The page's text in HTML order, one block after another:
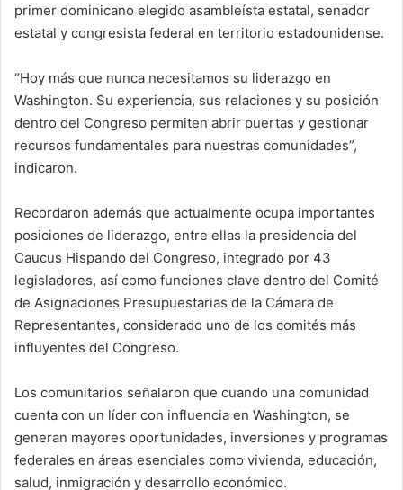
primer dominicano elegido asambleísta estatal, senador
estatal y congresista federal en territorio estadounidense.
“Hoy más que nunca necesitamos su liderazgo en
Washington. Su experiencia, sus relaciones y su posición
dentro del Congreso permiten abrir puertas y gestionar
recursos fundamentales para nuestras comunidades”,
indicaron.
Recordaron además que actualmente ocupa importantes
posiciones de liderazgo, entre ellas la presidencia del
Caucus Hispando del Congreso, integrado por 43
legisladores, así como funciones clave dentro del Comité
de Asignaciones Presupuestarias de la Cámara de
Representantes, considerado uno de los comités más
influyentes del Congreso.
Los comunitarios señalaron que cuando una comunidad
cuenta con un líder con influencia en Washington, se
generan mayores oportunidades, inversiones y programas
federales en áreas esenciales como vivienda, educación,
salud, inmigración y desarrollo económico.